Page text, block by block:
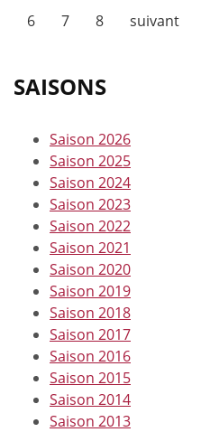
6
7 8 suivant
SAISONS
Saison 2026
Saison 2025
Saison 2024
Saison 2023
Saison 2022
Saison 2021
Saison 2020
Saison 2019
Saison 2018
Saison 2017
Saison 2016
Saison 2015
Saison 2014
Saison 2013